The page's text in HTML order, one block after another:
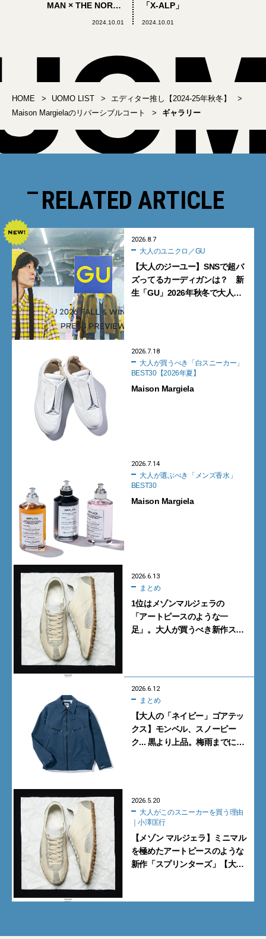
MAN × THE NORTH
2024.10.01
「X-ALP」
2024.10.01
HOME UOMO LIST
エディター推し【2024-25年秋冬】
Maison Margielaのリバーシブルコート
ギャラリー
RELATED ARTICLE
2026.8.7
大人のユニクロ／GU
【大人のジーユー】SNSで超バ
ズってるカーディガンは？ 新
生「GU」2026年秋冬で大人メ
2026.7.18
BEST30【2026年夏】
Maison Margiela
2026.7.14
BEST30
Maison Margiela
2026.6.13
まとめ
1位はメゾンマルジェラの
「アートピースのような一
足」。大人が買うべき新作ス
2026.6.12
まとめ
【大人の「ネイビー」ゴアテッ
クス】モンベル、スノーピー
ク... 黒より上品。梅雨までに買
2026.5.20
｜小澤匡行
【メゾン マルジェラ】ミニマル
を極めたアートピースのような
新作「スプリンターズ」【大人